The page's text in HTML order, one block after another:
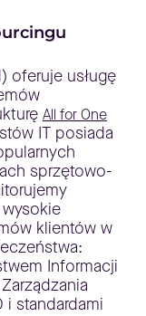
oferuje usługę
All for One
IT posiada
sprzętowo-
klientów w
Informacji
i standardami